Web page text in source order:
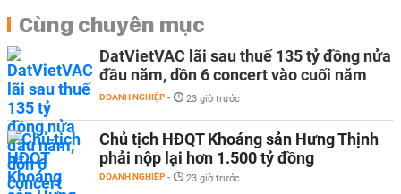
Cùng chuyên mục
DatVietVAC lãi sau thuế 135 tỷ đồng nửa
đầu năm, dồn 6 concert vào cuối năm
DOANH NGHIỆP - 23 giờ trước
Chủ tịch HĐQT Khoáng sản Hưng Thịnh
phải nộp lại hơn 1.500 tỷ đồng
DOANH NGHIỆP - 23 giờ trước